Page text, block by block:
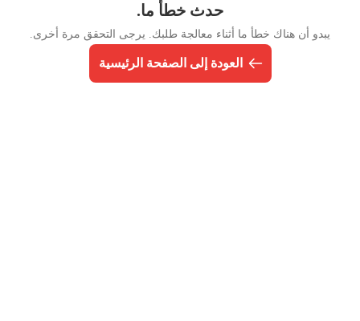
حدث خطأ ما.
يبدو أن هناك خطأ ما أثناء معالجة طلبك. يرجى التحقق مرة أخرى.
العودة إلى الصفحة الرئيسية